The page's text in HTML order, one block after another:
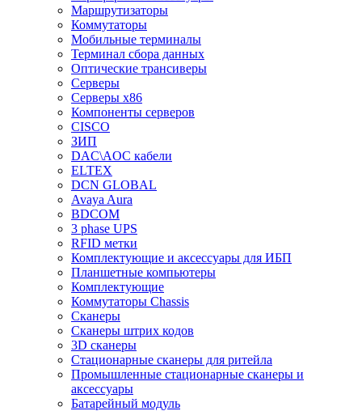
Маршрутизаторы
Коммутаторы
Мобильные терминалы
Терминал сбора данных
Оптические трансиверы
Серверы
Серверы x86
Компоненты серверов
CISCO
ЗИП
DAC\AOC кабели
ELTEX
DCN GLOBAL
Avaya Aura
BDCOM
3 phase UPS
RFID метки
Комплектующие и аксессуары для ИБП
Планшетные компьютеры
Комплектующие
Коммутаторы Chassis
Сканеры
Сканеры штрих кодов
3D сканеры
Стационарные сканеры для ритейла
Промышленные стационарные сканеры и
аксессуары
Батарейный модуль